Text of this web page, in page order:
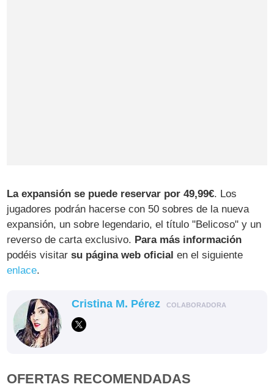
La expansión se puede reservar por 49,99€. Los
jugadores podrán hacerse con 50 sobres de la nueva
expansión, un sobre legendario, el título "Belicoso" y un
reverso de carta exclusivo. Para más información
podéis visitarsu página web oficial en el siguiente
enlace.
Cristina M. Pérez COLABORADORA
OFERTAS RECOMENDADAS